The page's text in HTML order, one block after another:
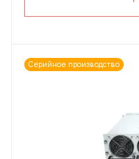
Серийное производство